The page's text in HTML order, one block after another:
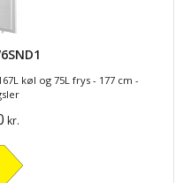
køl og 75L frys - 177 cm -
kr.